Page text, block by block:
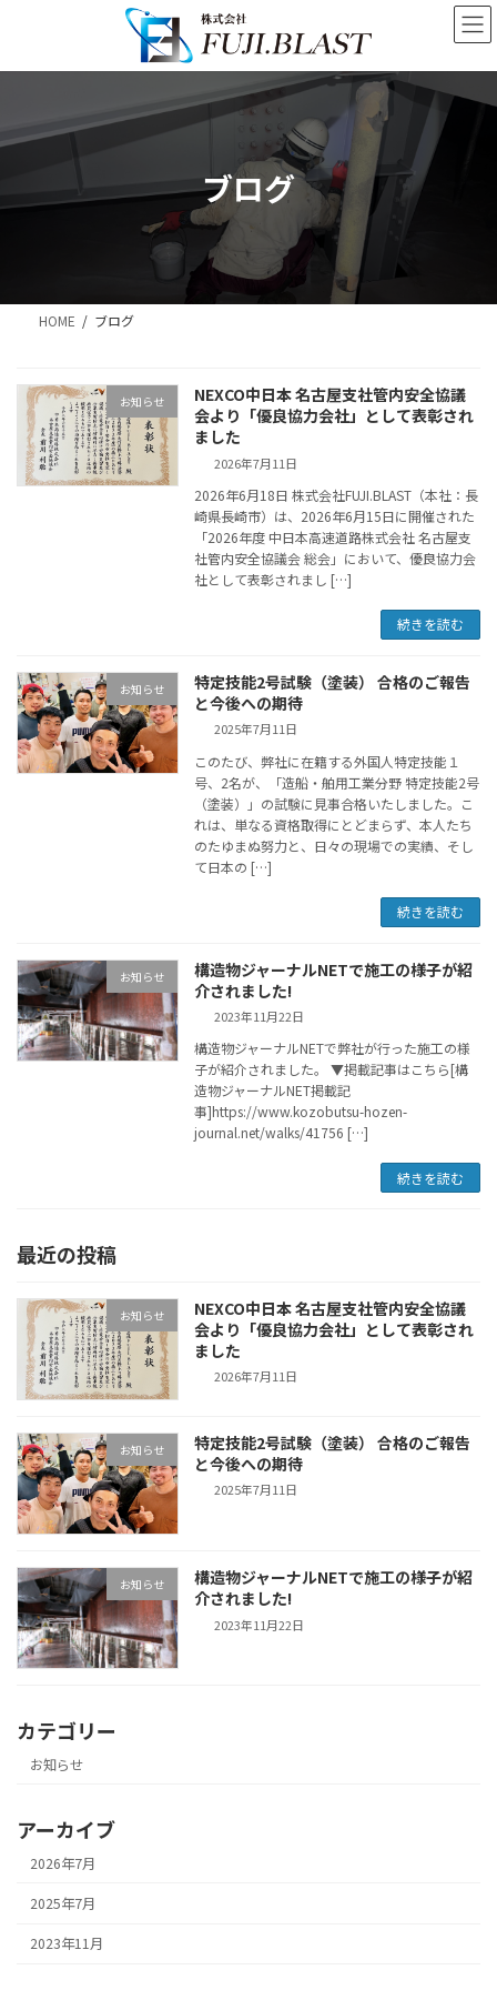
ン
ス
プ
ー
ン
動
ブログ
HOME ブログ
お知らせ
NEXCO中日本 名古屋支社管内安全協議
会より「優良協力会社」として表彰され
ました
2026年7月11日
2026年6月18日 株式会社FUJI.BLAST（本社：長
崎県長崎市）は、2026年6月15日に開催された
「2026年度 中日本高速道路株式会社 名古屋支
社管内安全協議会 総会」において、優良協力会
社として表彰されまし […]
続きを読む
お知らせ
特定技能2号試験（塗装） 合格のご報告
と今後への期待
2025年7月11日
このたび、弊社に在籍する外国人特定技能１
号、2名が、「造船・舶用工業分野 特定技能2号
（塗装）」の試験に見事合格いたしました。こ
れは、単なる資格取得にとどまらず、本人たち
のたゆまぬ努力と、日々の現場での実績、そし
て日本の […]
続きを読む
お知らせ
構造物ジャーナルNETで施工の様子が紹
介されました!
2023年11月22日
構造物ジャーナルNETで弊社が行った施工の様
子が紹介されました。 ▼掲載記事はこちら[構
造物ジャーナルNET掲載記
事]https://www.kozobutsu-hozen-
journal.net/walks/41756 […]
続きを読む
最近の投稿
お知らせ
NEXCO中日本 名古屋支社管内安全協議
会より「優良協力会社」として表彰され
ました
2026年7月11日
お知らせ
特定技能2号試験（塗装） 合格のご報告
と今後への期待
2025年7月11日
お知らせ
構造物ジャーナルNETで施工の様子が紹
介されました!
2023年11月22日
カテゴリー
お知らせ
アーカイブ
2026年7月
2025年7月
2023年11月